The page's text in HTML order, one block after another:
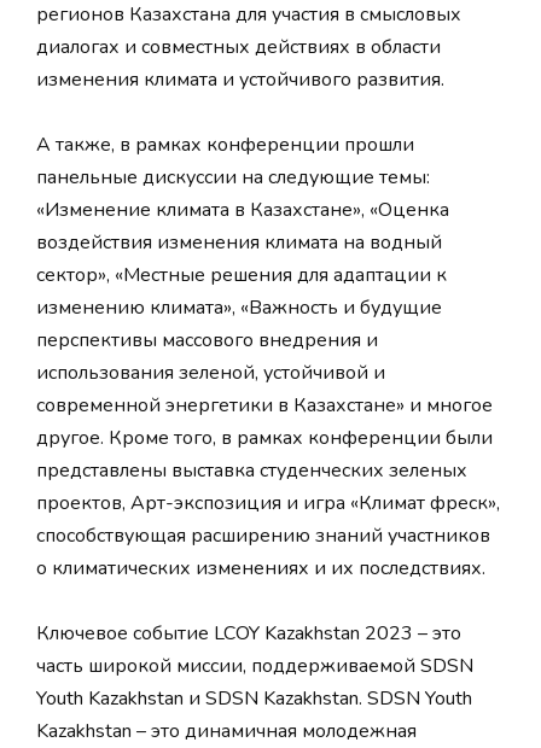
регионов Казахстана для участия в смысловых
диалогах и совместных действиях в области
изменения климата и устойчивого развития.
А также, в рамках конференции прошли
панельные дискуссии на следующие темы:
«Изменение климата в Казахстане», «Оценка
воздействия изменения климата на водный
сектор», «Местные решения для адаптации к
изменению климата», «Важность и будущие
перспективы массового внедрения и
использования зеленой, устойчивой и
современной энергетики в Казахстане» и многое
другое. Кроме того, в рамках конференции были
представлены выставка студенческих зеленых
проектов, Арт-экспозиция и игра «Климат фреск»,
способствующая расширению знаний участников
о климатических изменениях и их последствиях.
Ключевое событие LCOY Kazakhstan 2023 – это
часть широкой миссии, поддерживаемой SDSN
Youth Kazakhstan и SDSN Kazakhstan. SDSN Youth
Kazakhstan – это динамичная молодежная